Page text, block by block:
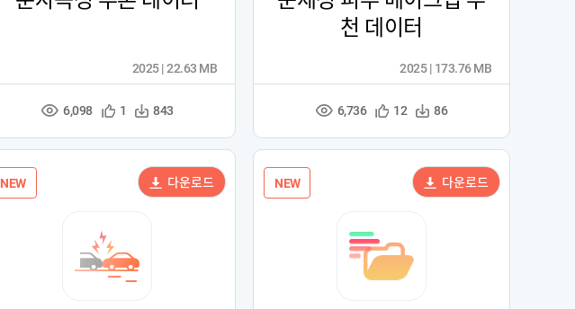
조
수
6,098
관
등
록
1
다
수
843
2025 | 22.63 MB
천 데이터
조
수
6,736
관
등
록
12
다
수
86
2025 | 173.76 MB
NEW 다운로드 NEW 다운로드